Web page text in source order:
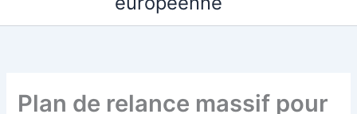
Plan de relance massif pour